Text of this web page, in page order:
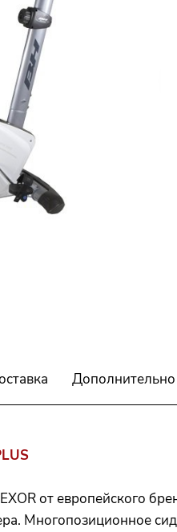
Дополнительно
от европейского
Многопозиционное